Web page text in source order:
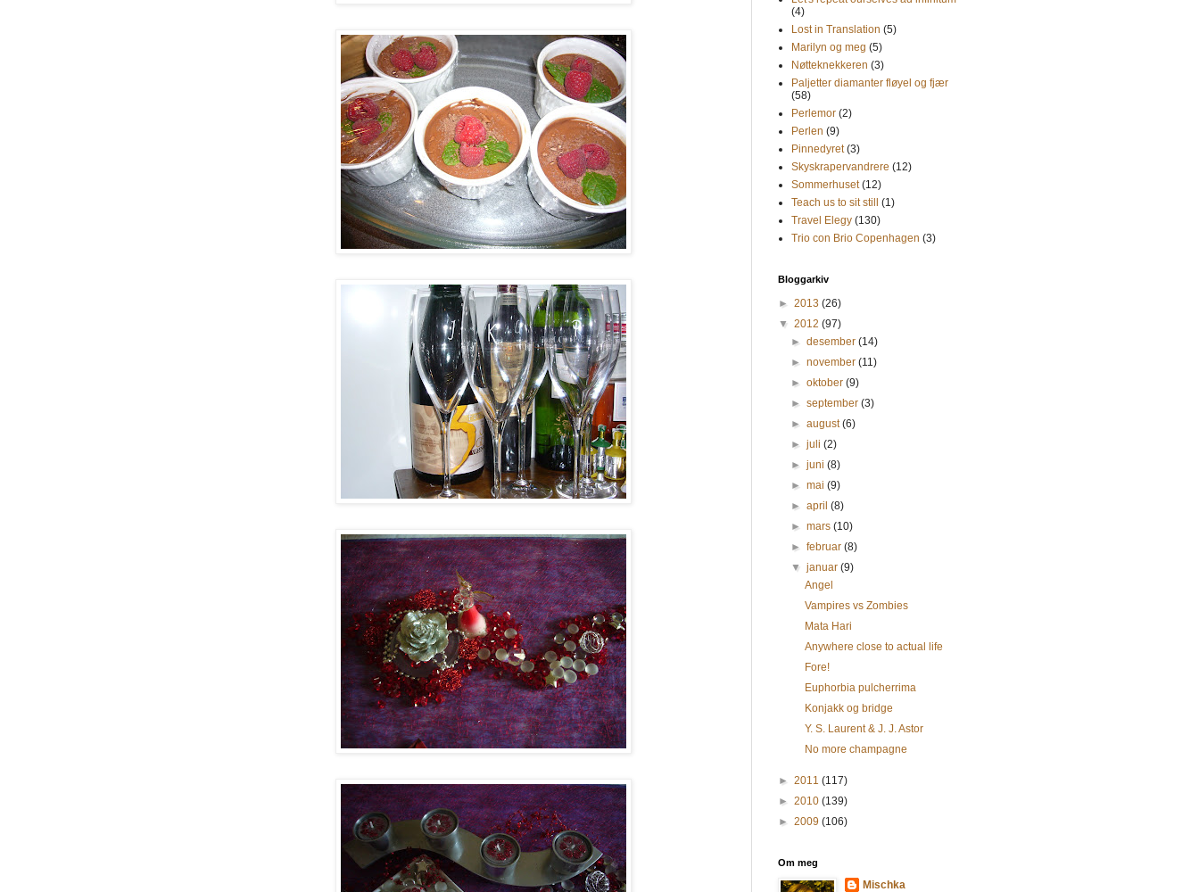
(4)
Lost in Translation (5)
Marilyn og meg (5)
Nøtteknekkeren (3)
Paljetter diamanter fløyel og fjær
(58)
Perlemor (2)
Perlen (9)
Pinnedyret (3)
Skyskrapervandrere (12)
Sommerhuset (12)
Teach us to sit still
(1)
Travel Elegy (130)
Trio con Brio Copenhagen (3)
Bloggarkiv
► 2013 (26)
▼ 2012 (97)
►desember(14)
►november(11)
►oktober(9)
►september(3)
►august(6)
►juli(2)
►juni(8)
►mai(9)
►april(8)
►mars(10)
►februar(8)
▼januar(9)
Angel
Vampires vs Zombies
Mata Hari
Anywhere close to actual life
Fore!
Euphorbia pulcherrima
Konjakk og bridge
Y. S. Laurent & J. J. Astor
No more champagne
► 2011 (117)
► 2010 (139)
► 2009 (106)
Om meg
Mischka